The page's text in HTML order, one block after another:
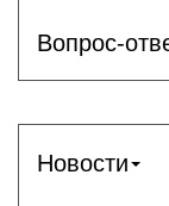
Вопрос-
Новости